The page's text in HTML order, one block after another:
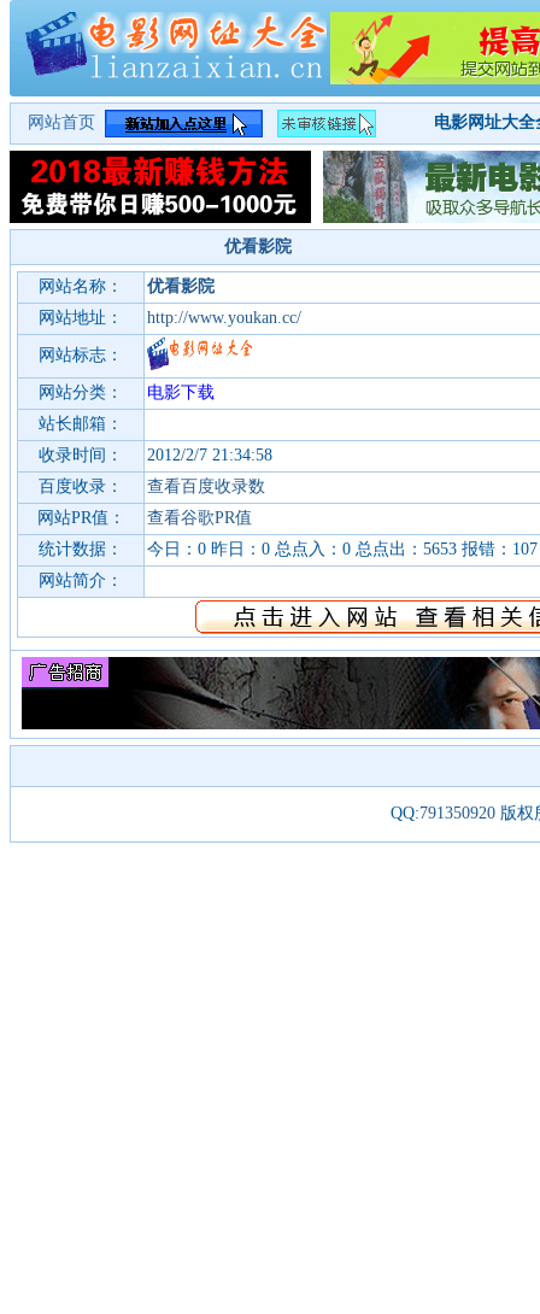
网站首页 电影网址大
优看影院
网站名称：
优看影院
网站地址：
http://www.youkan.cc/
网站标志：
网站分类：
电影下载
站长邮箱：
收录时间：
2012/2/7 21:34:58
百度收录：
查看百度收录数
网站PR值：
查看谷歌PR值
统计数据：
今日：0 昨日：0 总点入：0 总点出：5653 报错：107
网站简介：
QQ:791350920 版权